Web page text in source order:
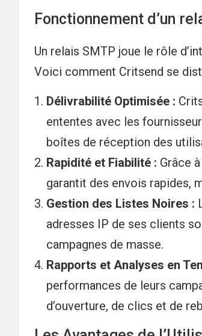
Fonctionnement d’un
Un relais SMTP joue le rôle
Voici comment Critsend se
Délivrabilité Optimisée :
ententes avec les
boîtes de réception des
Rapidité et Fiabilité : Grâce
garantit des envois rapides,
Gestion des Listes Noires :
adresses IP de ses clients
campagnes de masse.
Rapports et Analyses en
performances de leurs
d’ouverture, de clics et de